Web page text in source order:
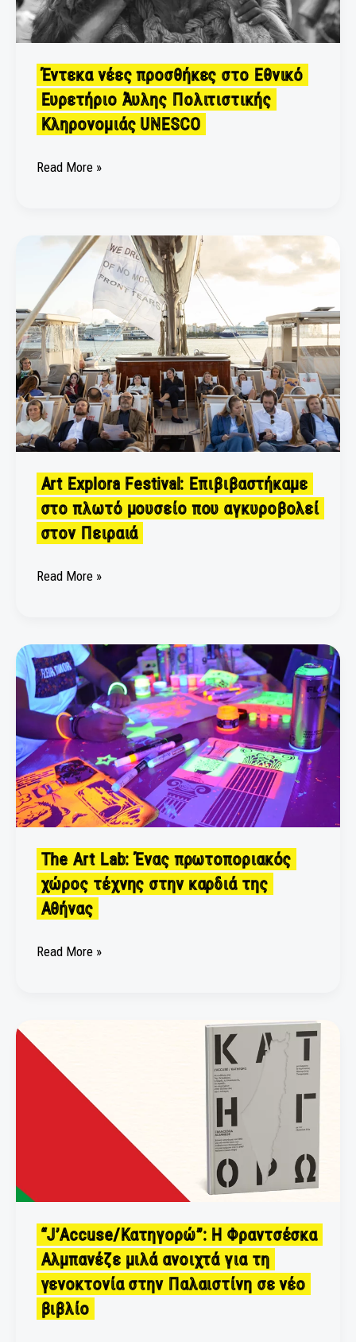
Έντεκα νέες προσθήκες στο Εθνικό
Ευρετήριο Άυλης Πολιτιστικής
Κληρονομιάς UNESCO
UNESCO
Read More »
Art Explora Festival: Επιβιβαστήκαμε
στο πλωτό μουσείο που αγκυροβολεί
στον Πειραιά
Art
Explora
Festival:
Επιβιβαστήκαμε
στο
πλωτό
μουσείο
που
αγκυροβολεί
στον
Πειραιά
Read More »
The Art Lab: Ένας πρωτοποριακός
χώρος τέχνης στην καρδιά της
Αθήνας
The
Art
Lab:
Ένας
πρωτοποριακός
χώρος
τέχνης
στην
καρδιά
της
Αθήνας
Read More »
“J’Accuse/Κατηγορώ”: Η Φραντσέσκα
Αλμπανέζε μιλά ανοιχτά για τη
γενοκτονία στην Παλαιστίνη σε νέο
βιβλίο
Κατηγορώ”:
Φραντσέσκα
Αλμπανέζε
γενοκτονία
στην
Παλαιστίνη
σε
νέο
βιβλίο